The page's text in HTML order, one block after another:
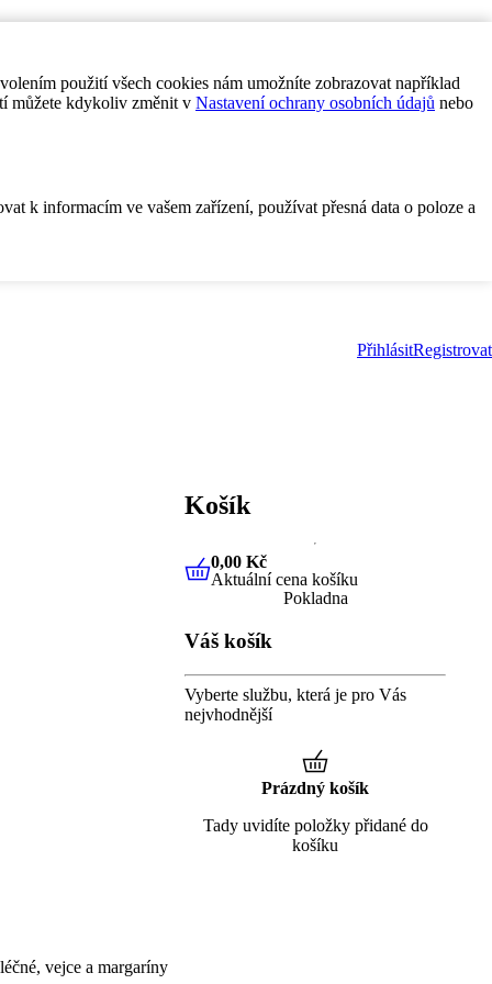
použití všech cookies nám umožníte zobrazovat například
můžete kdykoliv změnit v Nastavení ochrany osobních údajů nebo
k informacím ve vašem zařízení, používat přesná data o poloze a
PřihlásitRegistrovat
vejce a margaríny
Košík
0,00 KčAktuální cena košíku
0,00 Kč
Aktuální cena košíku
Pokladna
Váš košík
Vyberte službu, která je pro Vás
nejvhodnější
Prázdný košík
Tady uvidíte položky přidané do
košíku